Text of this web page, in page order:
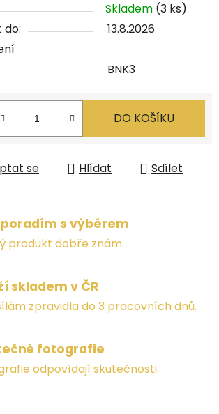
Skladem (3 ks)
do:
13.8.2026
BNK3
DO KOŠÍKU
se Hlídat Sdílet
poradím s výběrem
produkt dobře znám.
skladem v ČR
zpravidla do 3 pracovních dnů.
fotografie
odpovídají skutečnosti.